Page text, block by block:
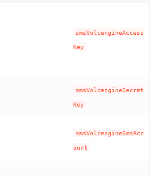
smsVolcengineAccess
Key
smsVolcengineSecret
Key
smsVolcengineSmsAcc
ount